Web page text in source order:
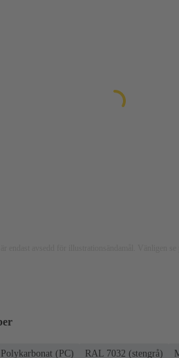
Polykarbonat (PC) RAL 7032 (stengrå)